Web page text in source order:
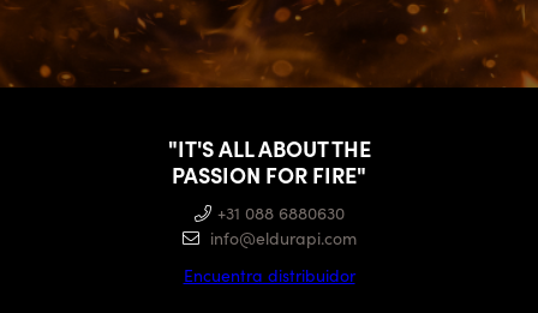
"IT'S ALL ABOUT THE
PASSION FOR FIRE"
+31 088 6880630
info@eldurapi.com
Encuentra distribuidor